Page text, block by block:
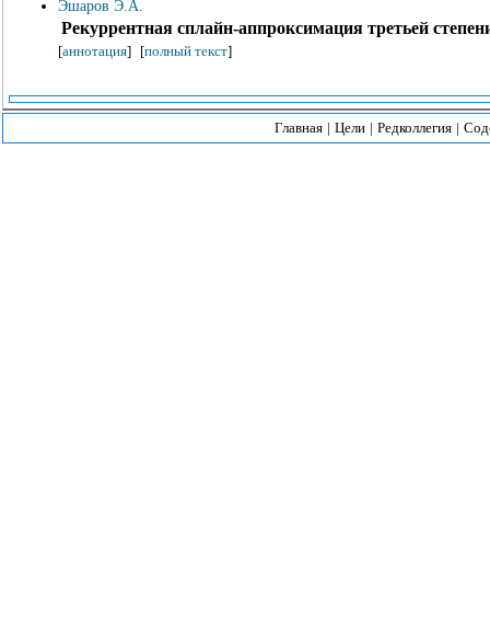
Эшаров Э.А.
Рекуррентная сплайн-аппроксимация третьей
[аннотация] [полный текст]
Главная | Цели | Редколлегия |